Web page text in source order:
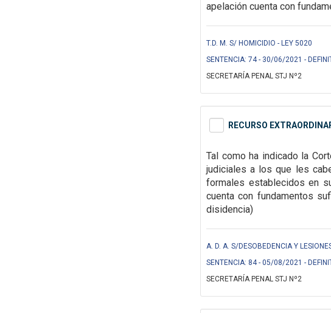
apelación cuenta con
T.D. M. S/ HOMICIDIO - LEY 5020
SENTENCIA: 74 - 30/06/2021 -
SECRETARÍA PENAL STJ Nº2
RECURSO
Tal como ha indicado la
judiciales a los que les
formales establecidos en
cuenta con fundamentos
disidencia)
A. D. A. S/DESOBEDENCIA Y
SENTENCIA: 84 - 05/08/2021 -
SECRETARÍA PENAL STJ Nº2